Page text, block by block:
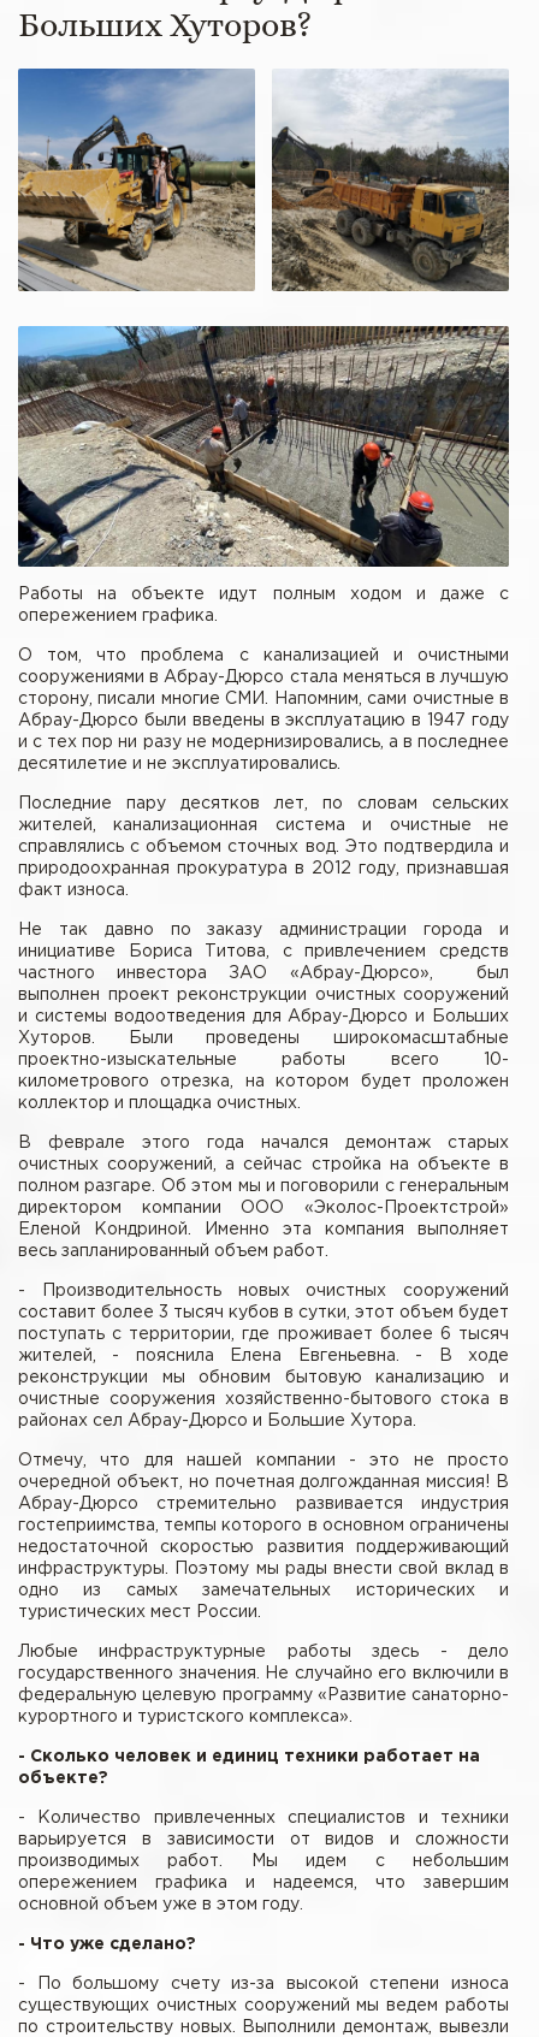
Больших Хуторов?
Работы на объекте идут полным ходом и даже с
опережением графика.
О том, что проблема с канализацией и очистными
сооружениями в Абрау-Дюрсо стала меняться в лучшую
сторону, писали многие СМИ. Напомним, сами очистные в
Абрау-Дюрсо были введены в эксплуатацию в 1947 году
и с тех пор ни разу не модернизировались, а в последнее
десятилетие и не эксплуатировались.
Последние пару десятков лет, по словам сельских
жителей, канализационная система и очистные не
справлялись с объемом сточных вод. Это подтвердила и
природоохранная прокуратура в 2012 году, признавшая
факт износа.
Не так давно по заказу администрации города и
инициативе Бориса Титова, с привлечением средств
частного инвестора ЗАО «Абрау-Дюрсо», был
выполнен проект реконструкции очистных сооружений
и системы водоотведения для Абрау-Дюрсо и Больших
Хуторов. Были проведены широкомасштабные
проектно-изыскательные работы всего 10-
километрового отрезка, на котором будет проложен
коллектор и площадка очистных.
В феврале этого года начался демонтаж старых
очистных сооружений, а сейчас стройка на объекте в
полном разгаре. Об этом мы и поговорили с генеральным
директором компании ООО «Эколос-Проектстрой»
Еленой Кондриной. Именно эта компания выполняет
весь запланированный объем работ.
- Производительность новых очистных сооружений
составит более 3 тысяч кубов в сутки, этот объем будет
поступать с территории, где проживает более 6 тысяч
жителей, - пояснила Елена Евгеньевна. - В ходе
реконструкции мы обновим бытовую канализацию и
очистные сооружения хозяйственно-бытового стока в
районах сел Абрау-Дюрсо и Большие Хутора.
Отмечу, что для нашей компании - это не просто
очередной объект, но почетная долгожданная миссия! В
Абрау-Дюрсо стремительно развивается индустрия
гостеприимства, темпы которого в основном ограничены
недостаточной скоростью развития поддерживающий
инфраструктуры. Поэтому мы рады внести свой вклад в
одно из самых замечательных исторических и
туристических мест России.
Любые инфраструктурные работы здесь - дело
государственного значения. Не случайно его включили в
федеральную целевую программу «Развитие санаторно-
курортного и туристского комплекса».
- Сколько человек и единиц техники работает на
объекте?
- Количество привлеченных специалистов и техники
варьируется в зависимости от видов и сложности
производимых работ. Мы идем с небольшим
опережением графика и надеемся, что завершим
основной объем уже в этом году.
- Что уже сделано?
- По большому счету из-за высокой степени износа
существующих очистных сооружений мы ведем работы
по строительству новых. Выполнили демонтаж, вывезли